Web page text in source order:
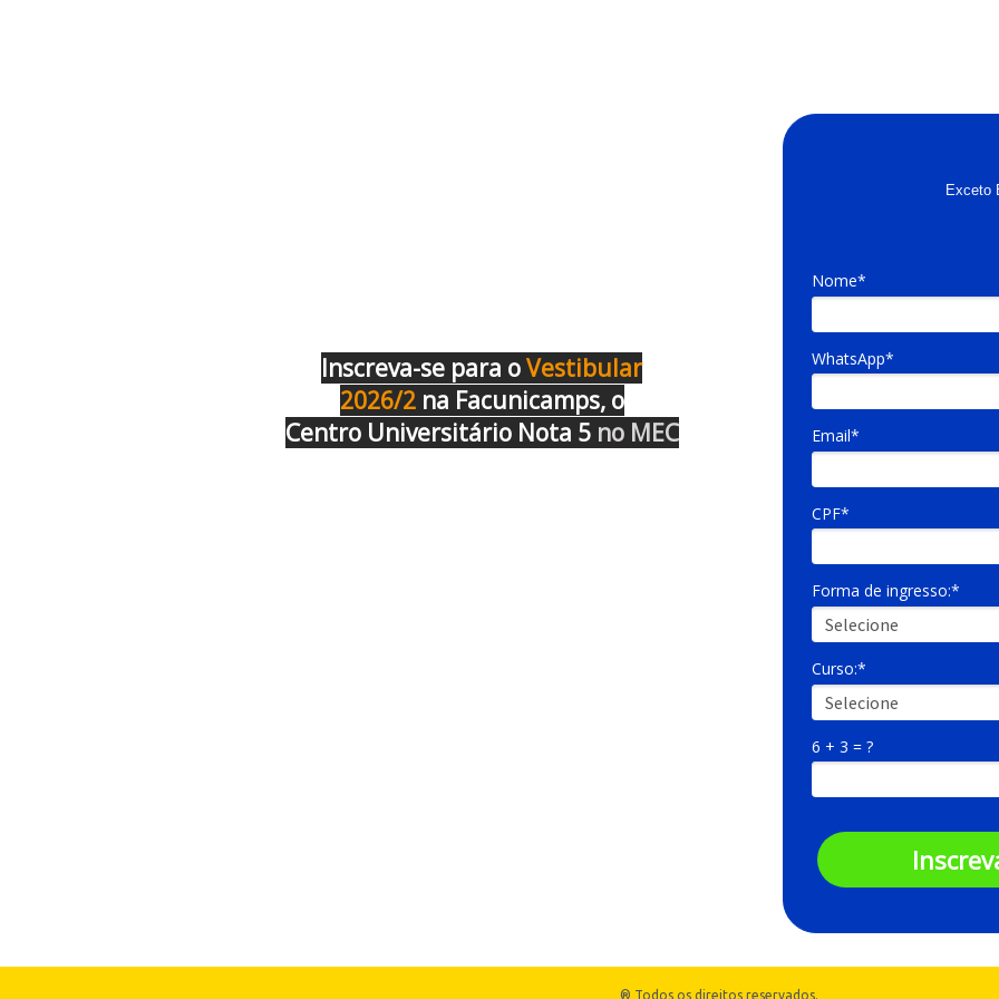
Inscreva-se para oVestibu lar
2026/2na Facunicamps, o
Centro Universitário Nota 5 no MEC
Exceto
Nome*
WhatsApp*
Email*
CPF*
Forma de ingresso:*
Curso:*
6 + 3 = ?
® Todos os direitos reservados.